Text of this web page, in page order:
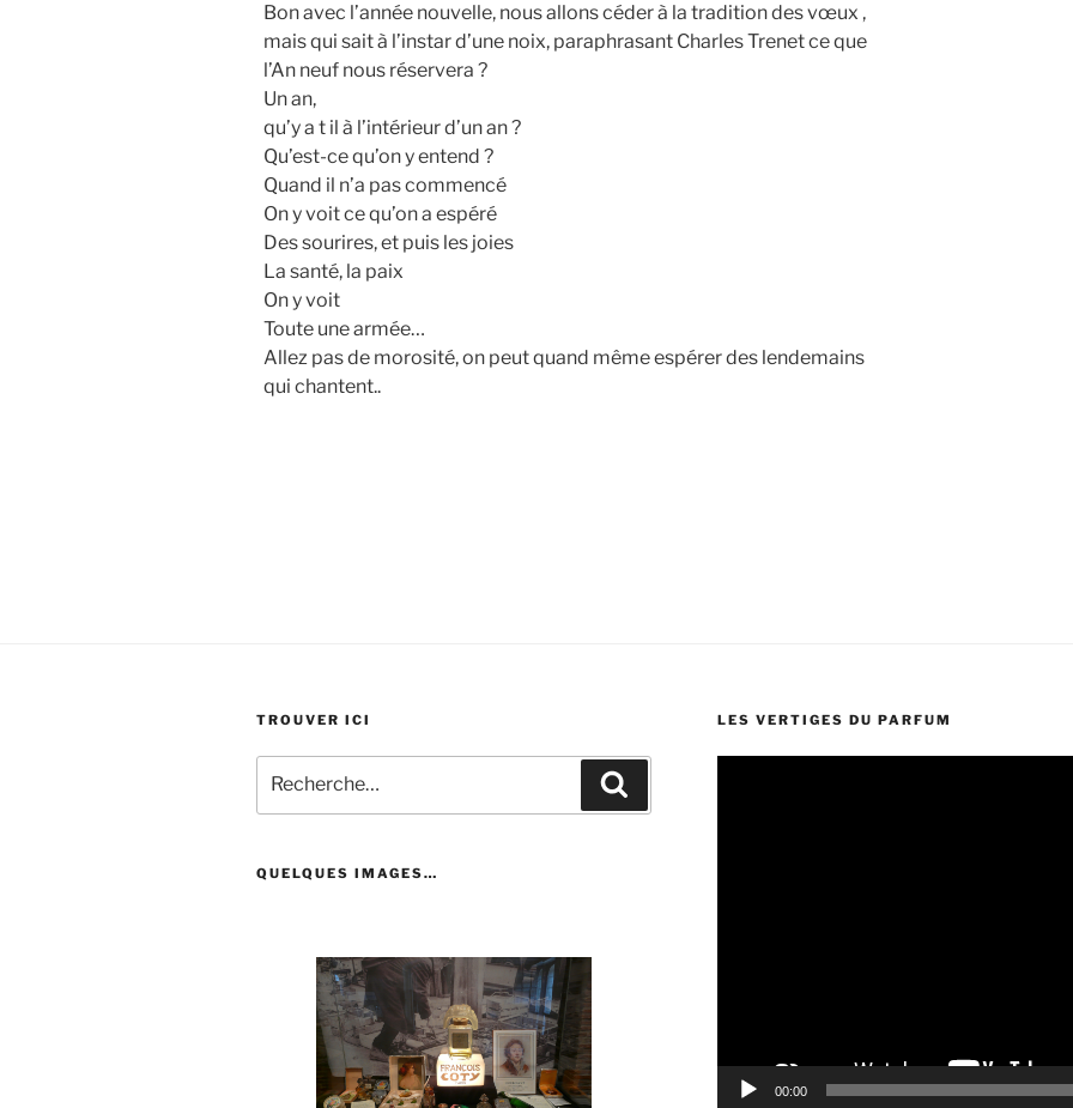
Bon avec l’année nouvelle, nous allons céder à la tradition des vœux ,
mais qui sait à l’instar d’une noix, paraphrasant Charles Trenet ce que
l’An neuf nous réservera ?
Un an,
qu’y a t il à l’intérieur d’un an ?
Qu’est-ce qu’on y entend ?
Quand il n’a pas commencé
On y voit ce qu’on a espéré
Des sourires, et puis les joies
La santé, la paix
On y voit
Toute une armée…
Allez pas de morosité, on peut quand même espérer des lendemains
qui chantent..
TROUVER ICI
pour
:
QUELQUES IMAGES…
LES VERTIGES DU PARFUM
00:00